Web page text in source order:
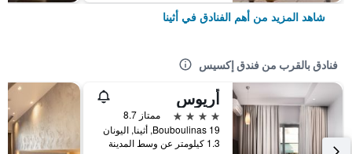
شاهد المزيد من أهم الفنادق في أثينا
فنادق بالقرب من فندق إكسيس
أريوس
4 نجوم
ممتاز 8.7
Bouboulinas 19, أثينا, اليونان
1.3 كيلومتر عن وسط المدينة